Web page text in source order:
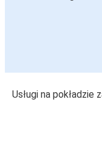
Usługi na